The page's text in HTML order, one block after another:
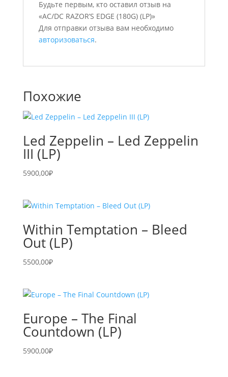
Будьте первым, кто оставил отзыв на
«AC/DC RAZOR’S EDGE (180G) (LP)»
Для отправки отзыва вам необходимо
авторизоваться.
Похожие
Led Zeppelin – Led Zeppelin
III (LP)
5900,00₽
Within Temptation – Bleed
Out (LP)
5500,00₽
Europe – The Final
Countdown (LP)
5900,00₽